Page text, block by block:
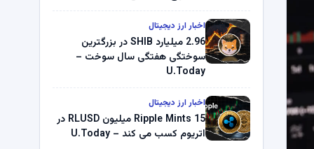
اخبار ارز دیجیتال
2.96 میلیارد SHIB در بزرگترین
سوختگی هفتگی سال سوخت –
U.Today
اخبار ارز دیجیتال
Ripple Mints 15 میلیون RLUSD در
اتریوم کسب می کند – U.Today